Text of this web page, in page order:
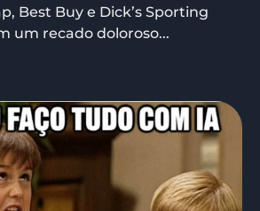
Best Buy e Dick’s Sporting
um recado doloroso...